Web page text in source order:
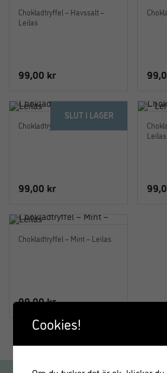
Chokladtryffel – Havssalt –
Leilas
99,00 kr
SLUT I LAGER
Chokladtryffel – Mocca – Leilas
99,00 kr
Leilas
Chokladtryffel – Mint – Leilas
99,00kr
Cookies!